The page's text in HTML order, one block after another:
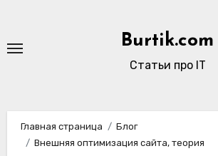
содержимому
Burtik.com
Статьи про IT
Главная страница
Блог
Внешняя оптимизация сайта, теория